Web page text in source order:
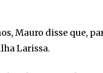
Mauro disse que,
Larissa.